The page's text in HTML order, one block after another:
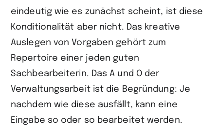
eindeutig wie es zunächst scheint, ist diese
Konditionalität aber nicht. Das kreative
Auslegen von Vorgaben gehört zum
Repertoire einer jeden guten
Sachbearbeiterin. Das A und O der
Verwaltungsarbeit ist die Begründung: Je
nachdem wie diese ausfällt, kann eine
Eingabe so oder so bearbeitet werden.